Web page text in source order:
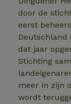
door de
eerst
Deutschland
dat jaar
Stichting
meer in zijn
wordt